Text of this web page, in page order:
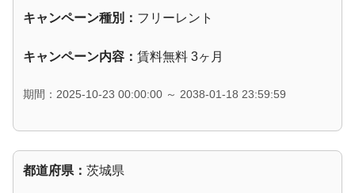
キャンペーン種別： フリーレント
キャンペーン内容： 賃料無料 3ヶ月
期間：2025-10-23 00:00:00 ～ 2038-01-18 23:59:59
都道府県： 茨城県